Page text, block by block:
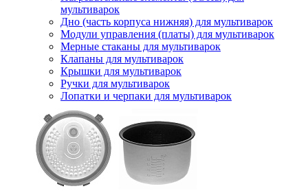
мультиварок
Дно (часть корпуса нижняя) для мультиварок
Модули управления (платы) для мультиварок
Мерные стаканы для мультиварок
Клапаны для мультиварок
Крышки для мультиварок
Ручки для мультиварок
Лопатки и черпаки для мультиварок